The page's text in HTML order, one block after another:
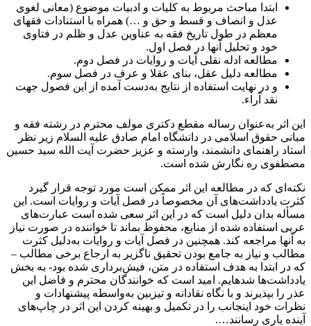
ابتدا مباحث مربوط به کلیات و ادبیات موضوع (معانی لغوی
عدل و انصاف و قسط و حق و …) همراه با استنادات فقهای
معظم در طول تاریخ فقه به عناوین عدل و ظلم در فتاوی
خود و تحلیل آنها در فصل اول.
مطالعه ادله نقلی آیات و روایات در فصل دوم.
مطالعه دلیل عقل، بنای عقلا و عرف در فصل سوم.
و در نهایت استفاده از نتایج به‌دست آمده از این فصول جهت
نقد آراء.
این اثر به‌عنوان رساله مقطع دکتری مولف محترم در رشته فقه و
مبانی حقوق اسلامی در دانشگاه امام صادق علیه السلام زیر نظر
استاد راهنمای دانشمند، وارسته و عزیز حضرت آیت الله سید حسین
مصطفوی ره نگارش شده است.
نکته‌ای که در مطالعه این اثر ممکن است مورد توجه قرار گیرد
کثرت یادداشت‌های آن مخصوصاً در فصل آیات و روایات است. این
مسأله بدان دلیل است که در این اثر سعی شده است عبارت‌های
عربی استفاده شده از منابع، محفوظ بماند تا خواننده در صورت نیاز
به آنها مراجعه کند. همچنین در فصل آیات و روایات به‌دلیل کثرت
مطالب و نیاز به جامع بودن تحقیق ناگزیر به ارجاع برخی مطالب –
که در ابتدا به هدف استفاده در متن، فیش‌برداری شده بود- به بخش
یادداشت‌ها شده‍ایم‌‌. امید است که خوانندگان محترم و فاضل این
عذر را بپذیرند و با نگاه نقادانه و تیز‌بین به‌واسطه پیشنهادات و
نظرات خود اینجانب را در تکمیل و بهینه کردن این اثر در چاپ‌های
آینده یاری رسانند….